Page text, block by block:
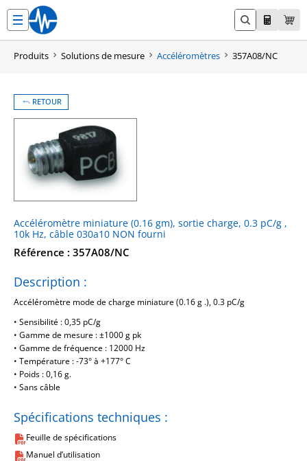
contenu
Produits Solutions de mesure Accéléromètres 357A08/NC
RETOUR
Accéléromètre miniature (0.16 gm), sortie charge, 0.3 pC/g ,
10k Hz, câble 030a10 NON fourni
Référence : 357A08/NC
Spécifications techniques :
Feuille de spécifications
Manuel d’utilisation
Description :
Accéléromètre mode de charge miniature (0.16 g .), 0.3 pC/g
• Sensibilité : 0,35 pC/g
• Gamme de mesure : ±1000 g pk
• Gamme de fréquence : 12000 Hz
• Température : -73° à +177° C
• Poids : 0,16 g.
• Sans câble